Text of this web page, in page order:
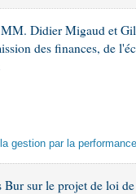
Didier Migaud et
des finances, de
gestion par la
sur le projet de loi